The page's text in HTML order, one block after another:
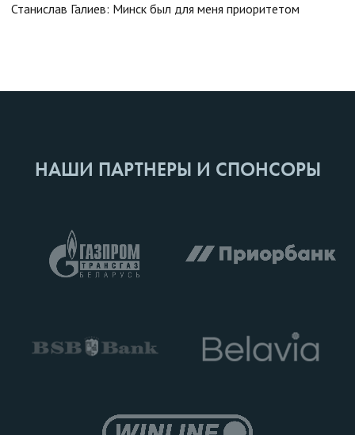
Станислав Галиев: Минск был для меня приоритетом
НАШИ ПАРТНЕРЫ И СПОНСОРЫ